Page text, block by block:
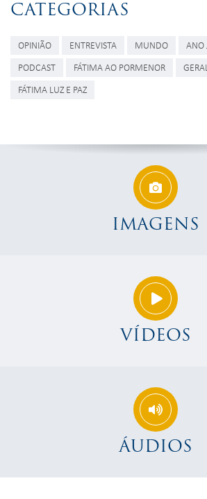
CATEGORIAS
OPINIÃO ENTREVISTA MUNDO
ANO
PODCAST
FÁTIMA AO PORMENOR
FÁTIMA LUZ E PAZ
IMAGENS
VÍDEOS
ÁUDIOS